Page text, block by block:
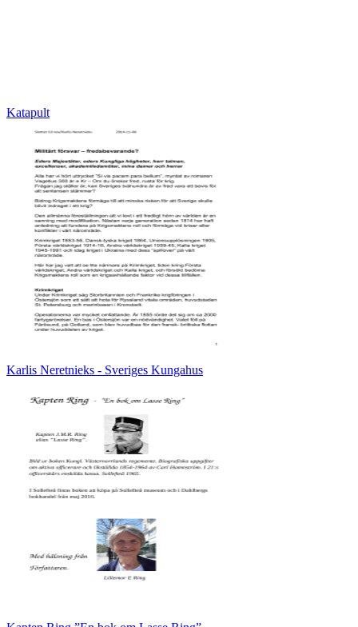
Katapult
Karlis Neretnieks - Sveriges Kungahus